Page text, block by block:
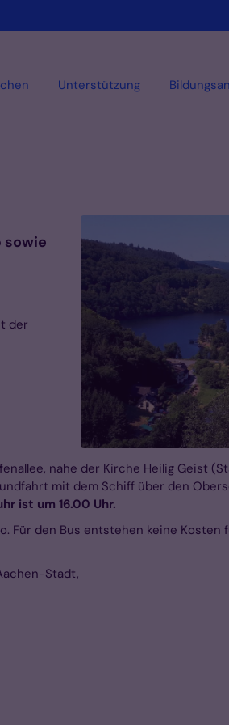
Unterstützung
sowie
der
nahe der Kirche Heilig Geist
mit dem Schiff über den
ist um 16.00 Uhr.
Für den Bus entstehen keine Kosten
Stadt,